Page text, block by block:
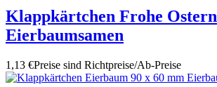
Klappkärtchen Frohe Ostern
Eierbaumsamen
1,13 €Preise sind Richtpreise/Ab-Preise